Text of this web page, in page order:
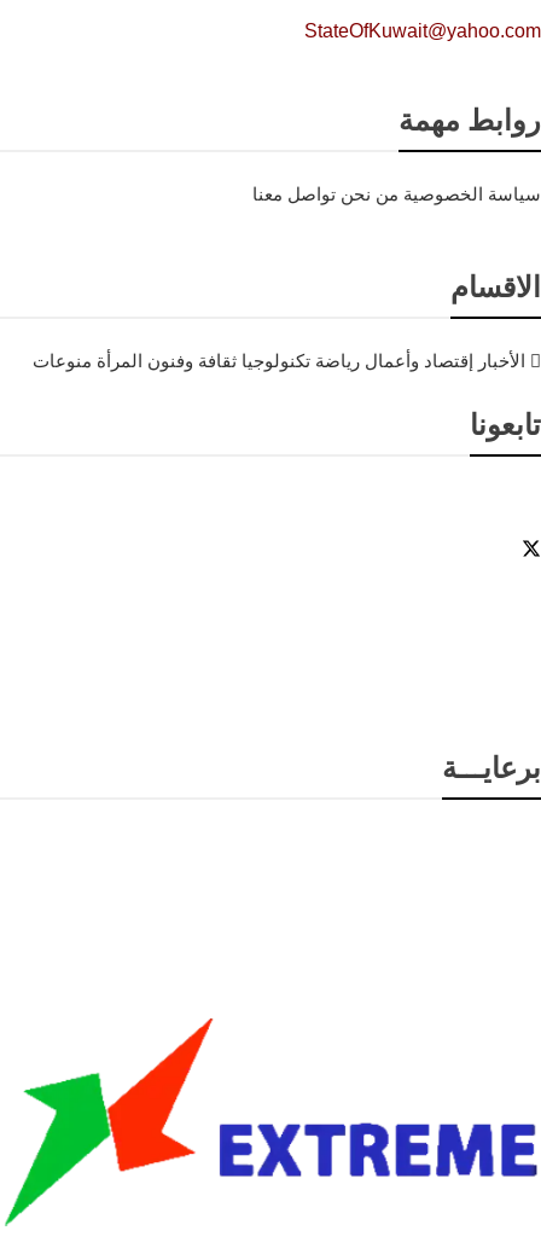
StateOfKuwait@yahoo.com
روابط مهمة
سياسة الخصوصية من نحن تواصل معنا
الاقسام
الأخبار إقتصاد وأعمال رياضة تكنولوجيا ثقافة وفنون المرأة منوعات
تابعونا
برعايـــة